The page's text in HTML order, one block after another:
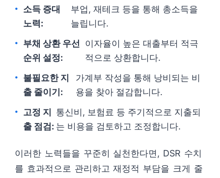
소득 증대
노력:
부업, 재테크 등을 통해 총소득을
늘립니다.
부채 상환 우선
순위 설정:
이자율이 높은 대출부터 적극
적으로 상환합니다.
불필요한 지
출 줄이기:
가계부 작성을 통해 낭비되는 비
용을 찾아 절감합니다.
고정 지
출 점검:
통신비, 보험료 등 주기적으로 지출되
는 비용을 검토하고 조정합니다.
이러한 노력들을 꾸준히 실천한다면, DSR 수치
를 효과적으로 관리하고 재정적 부담을 크게 줄